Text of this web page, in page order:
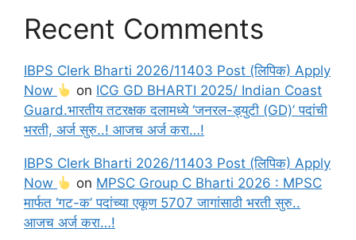
Recent Comments
IBPS Clerk Bharti 2026/11403 Post (लिपिक) Apply
Now
on ICG GD BHARTI 2025/ Indian Coast
Guard.भारतीय तटरक्षक दलामध्ये ‘जनरल-ड्युटी (GD)’ पदांची
भरती, अर्ज सुरु..! आजच अर्ज करा…!
IBPS Clerk Bharti 2026/11403 Post (लिपिक) Apply
Now
on MPSC Group C Bharti 2026 : MPSC
मार्फत ‘गट-क’ पदांच्या एकूण 5707 जागांसाठी भरती सुरु..
आजच अर्ज करा…!